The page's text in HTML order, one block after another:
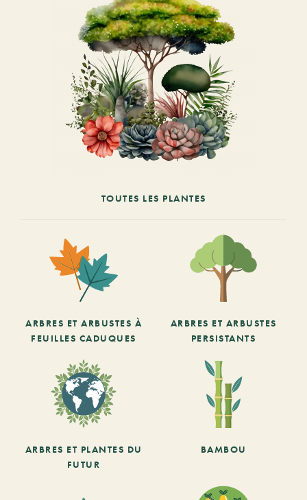
TOUTES LES PLANTES
ARBRES ET ARBUSTES À
FEUILLES CADUQUES
ARBRES ET ARBUSTES
PERSISTANTS
ARBRES ET PLANTES DU
FUTUR
BAMBOU